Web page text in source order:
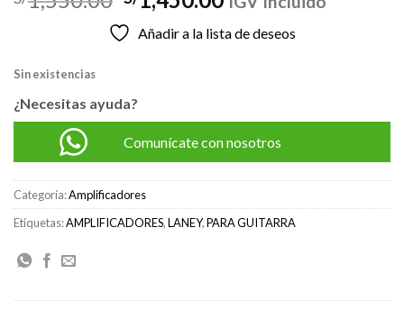
precio
original
actual
Añadir a la lista de deseos
Sin existencias
¿Necesitas ayuda?
Comunícate con nosotros
Categoría:Amplificadores
Etiquetas:AMPLIFICADORES,LANEY,PARA GUITARRA